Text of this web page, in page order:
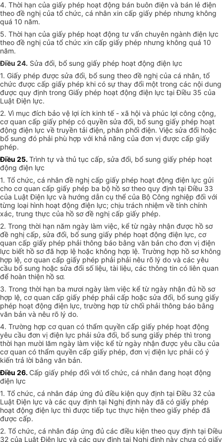
4. Thời hạn của giấy phép hoạt động bán buôn điện và bán lẻ điện
theo đề nghị của tổ chức, cá nhân xin cấp giấy phép nhưng không
quá 10 năm.
5. Thời hạn của giấy phép hoạt động tư vấn chuyên ngành điện lực
theo đề nghị của tổ chức xin cấp giấy phép nhưng không quá 10
năm.
Điều 24. Sửa đổi, bổ sung giấy phép hoạt động điện lực
1. Giấy phép được sửa đổi, bổ sung theo đề nghị của cá nhân, tổ
chức được cấp giấy phép khi có sự thay đổi một trong các nội dung
được quy định trong Giấy phép hoạt động điện lực tại Điều 35 của
Luật Điện lực.
2. Vì mục đích bảo vệ lợi ích kinh tế - xã hội và phúc lợi công cộng,
cơ quan cấp giấy phép có quyền sửa đổi, bổ sung giấy phép hoạt
động điện lực về truyền tải điện, phân phối điện. Việc sửa đổi hoặc
bổ sung đó phải phù hợp với khả năng của đơn vị được cấp giấy
phép.
Điều 25.Trình tự và thủ tục cấp, sửa đổi, bổ sung giấy phép hoạt
động điện lực
1. Tổ chức, cá nhân đề nghị cấp giấy phép hoạt động điện lực gửi
cho cơ quan cấp giấy phép ba bộ hồ sơ theo quy định tại Điều 33
của Luật Điện lực và hướng dẫn cụ thể của Bộ Công nghiệp đối với
từng loại hình hoạt động điện lực; chịu trách nhiệm về tính chính
xác, trung thực của hồ sơ đề nghị cấp giấy phép.
2. Trong thời hạn năm ngày làm việc, kể từ ngày nhận được hồ sơ
đề nghị cấp, sửa đổi, bổ sung giấy phép hoạt động điện lực, cơ
quan cấp giấy phép phải thông báo bằng văn bản cho đơn vị điện
lực biết hồ sơ đã hợp lệ hoặc không hợp lệ. Trường hợp hồ sơ không
hợp lệ, cơ quan cấp giấy phép phải phải nêu rõ lý do và các yêu
cầu bổ sung hoặc sửa đổi số liệu, tài liệu, các thông tin có liên quan
để hoàn thiện hồ sơ.
3. Trong thời hạn ba mươi ngày làm việc kể từ ngày nhận đủ hồ sơ
hợp lệ, cơ quan cấp giấy phép phải cấp hoặc sửa đổi, bổ sung giấy
phép hoạt động điện lực, trường hợp từ chối phải thông báo bằng
văn bản và nêu rõ lý do.
4. Trường hợp cơ quan có thẩm quyền cấp giấy phép hoạt động
yêu cầu đơn vị điện lực phải sửa đổi, bổ sung giấy phép thì trong
thời hạn mười lăm ngày làm việc kể từ ngày nhận được yêu cầu của
cơ quan có thẩm quyền cấp giấy phép, đơn vị điện lực phải có ý
kiến trả lời bằng văn bản.
Điều 26. Cấp giấy phép đối với tổ chức, cá nhân đang hoạt động
điện lực
1. Tổ chức, cá nhân đáp ứng đủ điều kiện quy định tại Điều 32 của
Luật Điện lực và các quy định tại Nghị định này đã có giấy phép
hoạt động điện lực thì được tiếp tục thực hiện theo giấy phép đã
được cấp.
2. Tổ chức, cá nhân đáp ứng đủ các điều kiện theo quy định tại Điều
32 của Luật Điện lực và các quy định tại Nghị định này chưa có giấy